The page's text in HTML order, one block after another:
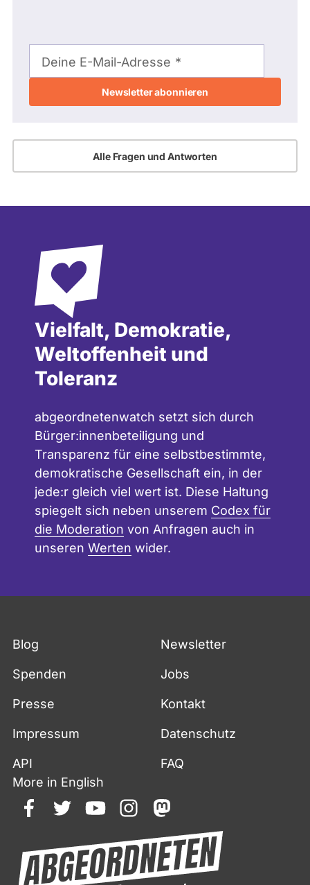
Mail-
Adresse
Deine E-Mail-Adresse
Alle Fragen und Antworten
Vielfalt, Demokratie,
Weltoffenheit und
Toleranz
abgeordnetenwatch setzt sich durch
Bürger:innenbeteiligung und
Transparenz für eine selbstbestimmte,
demokratische Gesellschaft ein, in der
jede:r gleich viel wert ist. Diese Haltung
spiegelt sich neben unserem Codex für
die Moderation von Anfragen auch in
unseren Werten wider.
Fußzeile
Blog Newsletter
Spenden Jobs
Presse Kontakt
Impressum Datenschutz
API
FAQ
More in English
facebooktwitteryoutubeinstagrammastodon